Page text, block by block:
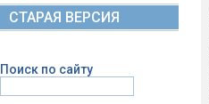
СТАРАЯ ВЕРСИЯ
Поиск по сайту